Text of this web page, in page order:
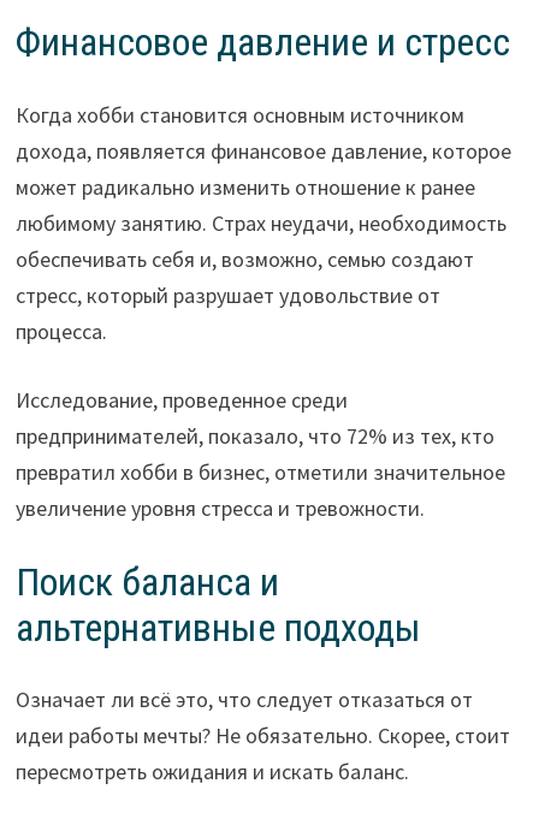
Финансовое давление и стресс
Когда хобби становится основным источником
дохода, появляется финансовое давление, которое
может радикально изменить отношение к ранее
любимому занятию. Страх неудачи, необходимость
обеспечивать себя и, возможно, семью создают
стресс, который разрушает удовольствие от
процесса.
Исследование, проведенное среди
предпринимателей, показало, что 72% из тех, кто
превратил хобби в бизнес, отметили значительное
увеличение уровня стресса и тревожности.
Поиск баланса и
альтернативные подходы
Означает ли всё это, что следует отказаться от
идеи работы мечты? Не обязательно. Скорее, стоит
пересмотреть ожидания и искать баланс.